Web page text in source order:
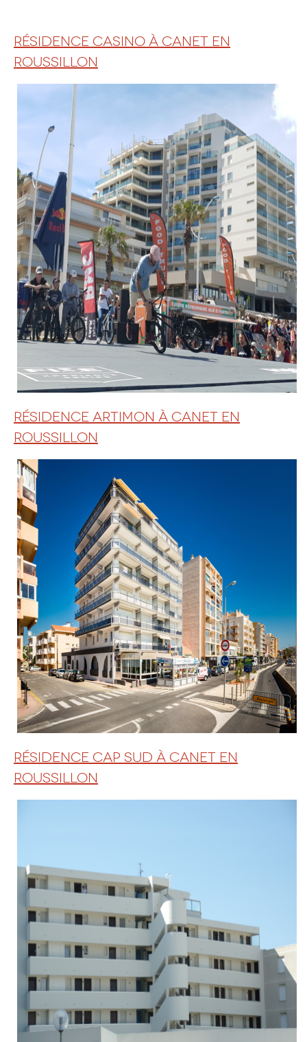
RÉSIDENCE CASINO À CANET EN
ROUSSILLON
RÉSIDENCE ARTIMON À CANET EN
ROUSSILLON
RÉSIDENCE CAP SUD À CANET EN
ROUSSILLON